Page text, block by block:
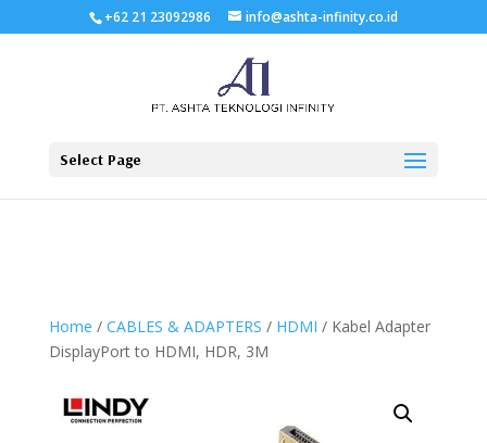
+62 21 23092986 info@ashta-infinity.co.id
Select Page
Home / CABLES & ADAPTERS / HDMI / Kabel Adapter
DisplayPort to HDMI, HDR, 3M